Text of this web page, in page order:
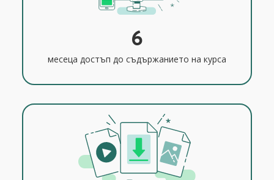
6
месеца достъп до съдържанието на курса